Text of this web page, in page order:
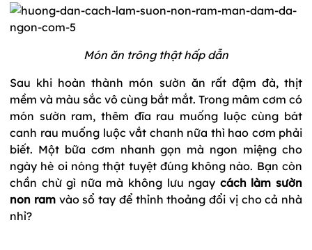
Món ăn trông thật hấp dẫn
Sau khi hoàn thành món sườn ăn rất đậm đà, thịt
mềm và màu sắc vô cùng bắt mắt. Trong mâm cơm có
món sườn ram, thêm đĩa rau muống luộc cùng bát
canh rau muống luộc vắt chanh nữa thì hao cơm phải
biết. Một bữa cơm nhanh gọn mà ngon miệng cho
ngày hè oi nóng thật tuyệt đúng không nào. Bạn còn
chần chừ gì nữa mà không lưu ngay cách làm sườn
non ramvào sổ tay để thỉnh thoảng đổi vị cho cả nhà
nhỉ?